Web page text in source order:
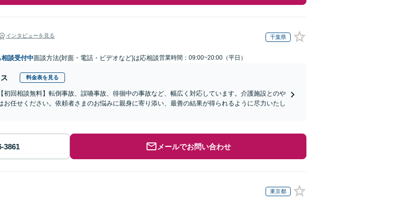
インタビューを見る 千葉県
談受付中面談方法(対面・電話・ビデオなど)は応相談営業時間：09:00~20:00（平日）
料金表を見る
初回相談無料】転倒事故、誤嚥事故、徘徊中の事故など、幅広く対応しています。介護施設とのや
お任せください。依頼者さまのお悩みに親身に寄り添い、最善の結果が得られるように尽力いたし
メールでお問い合わせ
東京都